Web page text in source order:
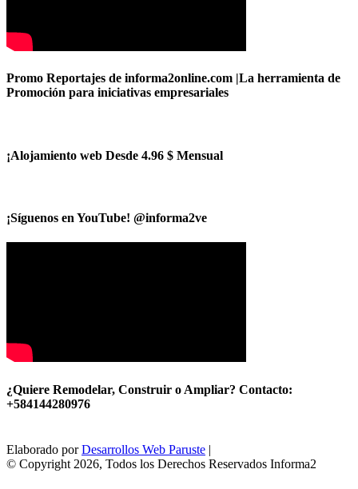
Promo Reportajes de informa2online.com |La herramienta de
Promoción para iniciativas empresariales
¡Alojamiento web Desde 4.96 $ Mensual
¡Síguenos en YouTube! @informa2ve
¿Quiere Remodelar, Construir o Ampliar? Contacto:
+584144280976
Elaborado porDesarrollos Web Paruste |
© Copyright 2026, Todos los Derechos Reservados Informa2